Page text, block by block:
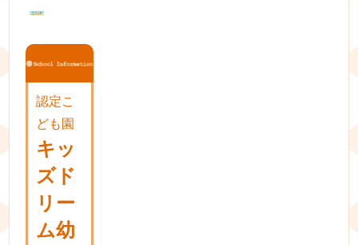
認定こ
ども園
キッ
ズド
リー
ム幼